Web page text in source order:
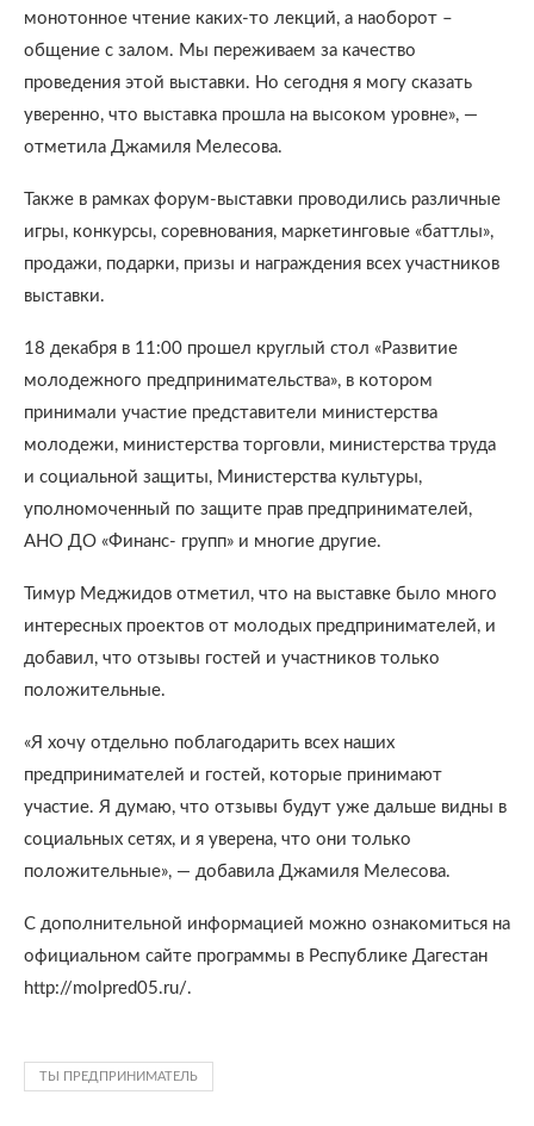
монотонное чтение каких-то лекций, а наоборот –
общение с залом. Мы переживаем за качество
проведения этой выставки. Но сегодня я могу сказать
уверенно, что выставка прошла на высоком уровне», —
отметила Джамиля Мелесова.
Также в рамках форум-выставки проводились различные
игры, конкурсы, соревнования, маркетинговые «баттлы»,
продажи, подарки, призы и награждения всех участников
выставки.
18 декабря в 11:00 прошел круглый стол «Развитие
молодежного предпринимательства», в котором
принимали участие представители министерства
молодежи, министерства торговли, министерства труда
и социальной защиты, Министерства культуры,
уполномоченный по защите прав предпринимателей,
АНО ДО «Финанс- групп» и многие другие.
Тимур Меджидов отметил, что на выставке было много
интересных проектов от молодых предпринимателей, и
добавил, что отзывы гостей и участников только
положительные.
«Я хочу отдельно поблагодарить всех наших
предпринимателей и гостей, которые принимают
участие. Я думаю, что отзывы будут уже дальше видны в
социальных сетях, и я уверена, что они только
положительные», — добавила Джамиля Мелесова.
С дополнительной информацией можно ознакомиться на
официальном сайте программы в Республике Дагестан
http://molpred05.ru/.
ТЫ ПРЕДПРИНИМАТЕЛЬ